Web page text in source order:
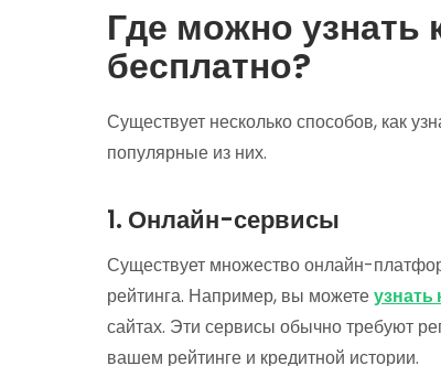
Где можно узнать
бесплатно?
Существует несколько способов, как
популярные из них.
1. Онлайн-сервисы
Существует множество онлайн-
рейтинга. Например, вы можетеузнать
сайтах. Эти сервисы обычно требуют
вашем рейтинге и кредитной истории.